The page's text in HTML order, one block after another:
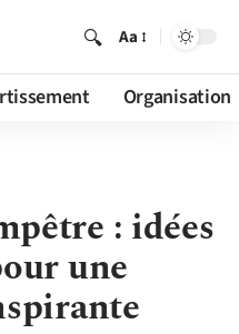
Aa
Organisation
: idées
une